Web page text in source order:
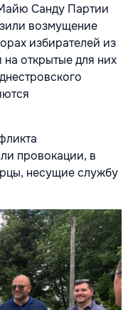
Санду Партии
возмущение
избирателей из
открытые для них
провокации, в
несущие службу